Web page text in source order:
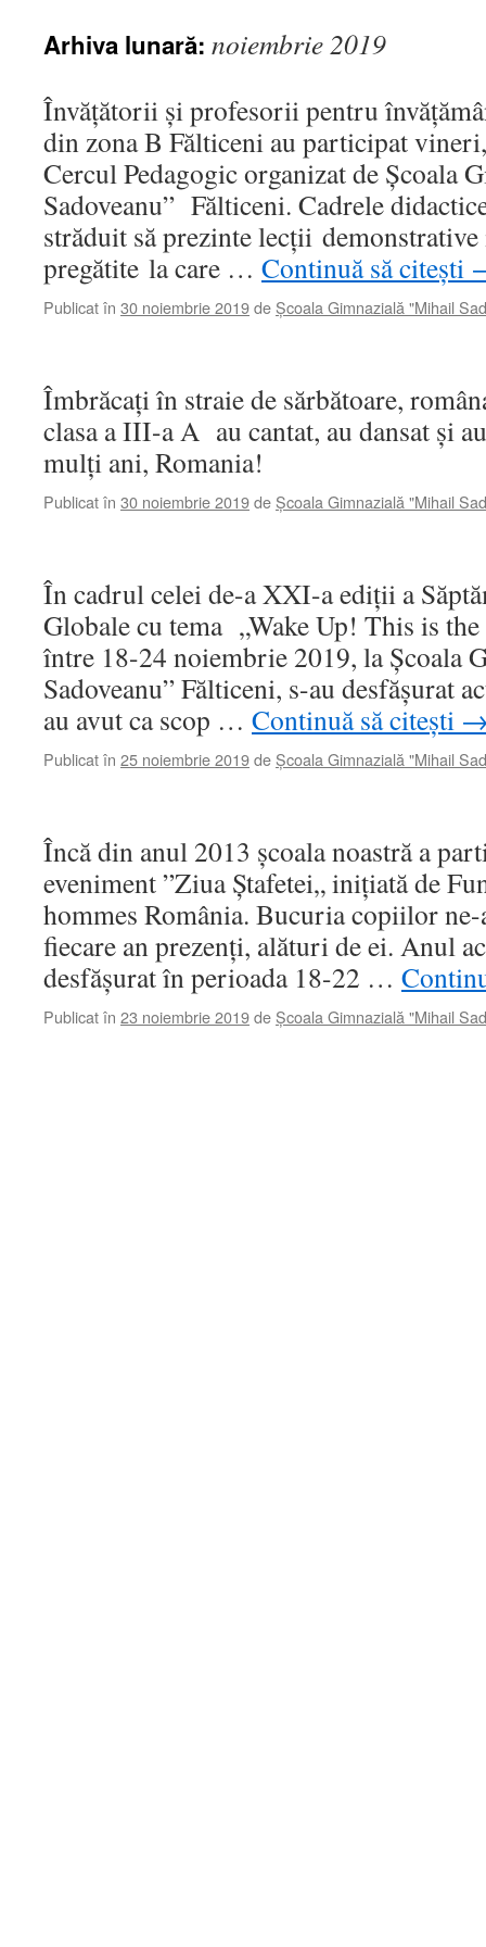
Arhiva lunară: noiembrie 2019
Învăţătorii şi profesorii pentru
din zona B Fălticeni au participat
Cercul Pedagogic organizat de Școala
Sadoveanu” Fălticeni. Cadrele
străduit să prezinte lecții
pregătite la care … Continuă să citești
Publicat în 30 noiembrie 2019de Școala Gimnazială "Mihail
Îmbrăcați în straie de sărbătoare,
clasa a III-a A au cantat, au dansat și
mulți ani, Romania!
Publicat în 30 noiembrie 2019de Școala Gimnazială "Mihail
În cadrul celei de-a XXI-a ediţii a
Globale cu tema „Wake Up! This is
între 18-24 noiembrie 2019, la Școala
Sadoveanu” Fălticeni, s-au desfășurat
au avut ca scop … Continuă să citești
Publicat în 25 noiembrie 2019de Școala Gimnazială "Mihail
Încă din anul 2013 școala noastră a
eveniment ”Ziua Ștafetei„ inițiată de
hommes România. Bucuria copiilor
fiecare an prezenți, alături de ei. Anul
desfășurat în perioada 18-22 …
Publicat în 23 noiembrie 2019de Școala Gimnazială "Mihail